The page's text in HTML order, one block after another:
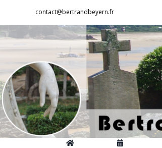
contenu
contact@bertrandbeyern.fr